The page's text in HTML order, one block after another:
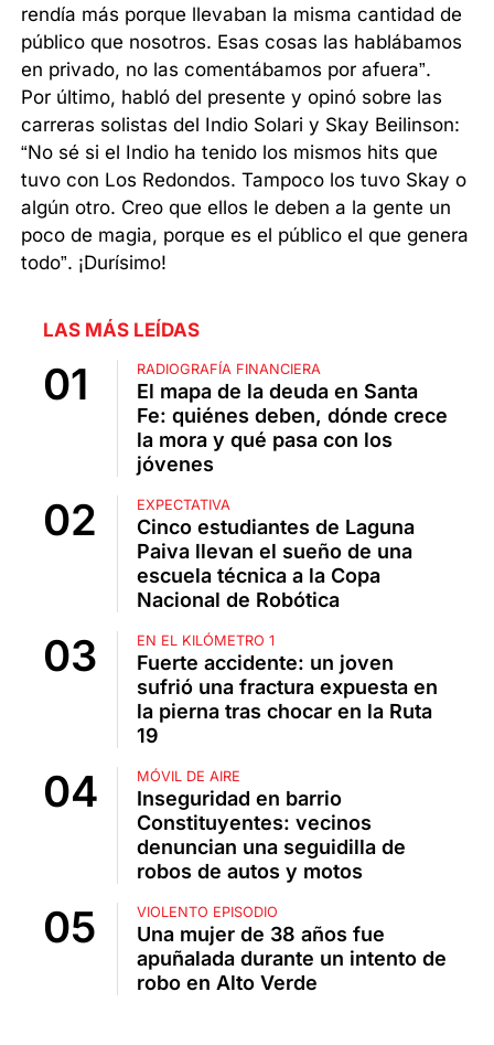
rendía más porque llevaban la misma cantidad de
público que nosotros. Esas cosas las hablábamos
en privado, no las comentábamos por afuera”.
Por último, habló del presente y opinó sobre las
carreras solistas del Indio Solari y Skay Beilinson:
“No sé si el Indio ha tenido los mismos hits que
tuvo con Los Redondos. Tampoco los tuvo Skay o
algún otro. Creo que ellos le deben a la gente un
poco de magia, porque es el público el que genera
todo”. ¡Durísimo!
LAS MÁS LEÍDAS
RADIOGRAFÍA FINANCIERA
El mapa de la deuda en Santa
Fe: quiénes deben, dónde crece
la mora y qué pasa con los
jóvenes
EXPECTATIVA
Cinco estudiantes de Laguna
Paiva llevan el sueño de una
escuela técnica a la Copa
Nacional de Robótica
EN EL KILÓMETRO 1
Fuerte accidente: un joven
sufrió una fractura expuesta en
la pierna tras chocar en la Ruta
19
MÓVIL DE AIRE
Inseguridad en barrio
Constituyentes: vecinos
denuncian una seguidilla de
robos de autos y motos
VIOLENTO EPISODIO
Una mujer de 38 años fue
apuñalada durante un intento de
robo en Alto Verde